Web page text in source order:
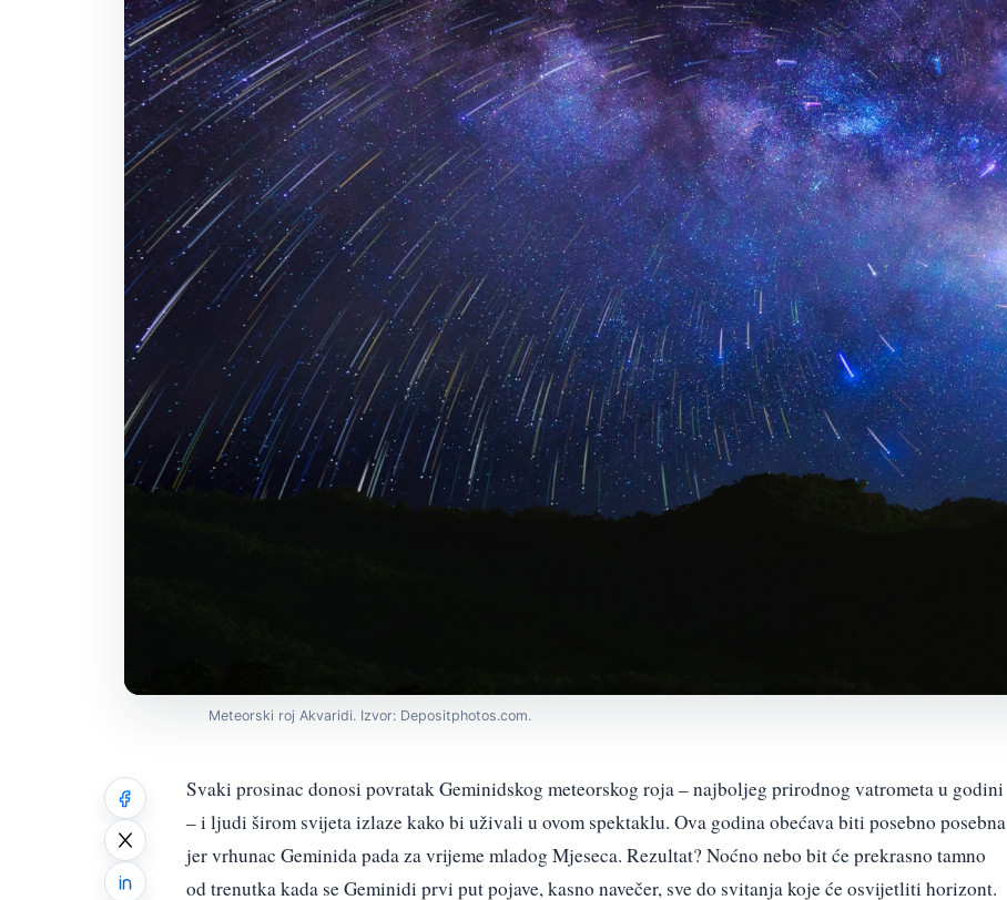
Meteorski roj Akvaridi. Izvor: Depositphotos.com.
Svaki prosinac donosi povratak Geminidskog meteorskog roja – najboljeg prirodnog vatrometa u godini
– i ljudi širom svijeta izlaze kako bi uživali u ovom spektaklu. Ova godina obećava biti posebno posebna
jer vrhunac Geminida pada za vrijeme mladog Mjeseca. Rezultat? Noćno nebo bit će prekrasno tamno
od trenutka kada se Geminidi prvi put pojave, kasno navečer, sve do svitanja koje će osvijetliti horizont.